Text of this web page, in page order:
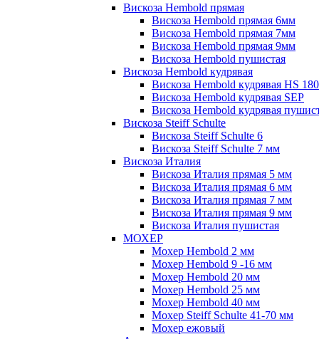
Вискоза Hembold прямая
Вискоза Hembold прямая 6мм
Вискоза Hembold прямая 7мм
Вискоза Hembold прямая 9мм
Вискоза Hembold пушистая
Вискоза Hembold кудрявая
Вискоза Hembold кудрявая HS 180
Вискоза Hembold кудрявая SEP
Вискоза Hembold кудрявая
Вискоза Steiff Schulte
Вискоза Steiff Schulte 6
Вискоза Steiff Schulte 7 мм
Вискоза Италия
Вискоза Италия прямая 5 мм
Вискоза Италия прямая 6 мм
Вискоза Италия прямая 7 мм
Вискоза Италия прямая 9 мм
Вискоза Италия пушистая
МОХЕР
Мохер Hembold 2 мм
Мохер Hembold 9 -16 мм
Мохер Hembold 20 мм
Мохер Hembold 25 мм
Мохер Hembold 40 мм
Мохер Steiff Schulte 41-70 мм
Мохер ежовый